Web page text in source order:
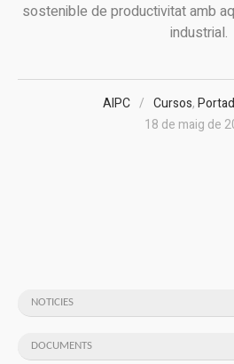
sostenible de productivitat amb
industrial.
AIPC Cursos,
18 de maig de
NOTICIES
DOCUMENTS